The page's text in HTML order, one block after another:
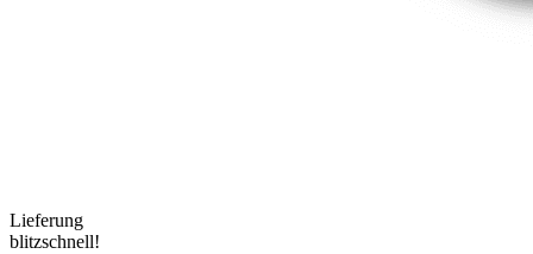
Lieferung
blitzschnell!